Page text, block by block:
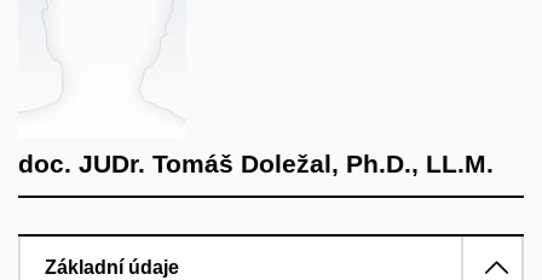
doc. JUDr. Tomáš Doležal, Ph.D., LL.M.
Základní údaje